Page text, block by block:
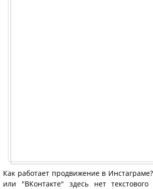
Как работает продвижение в
или "ВКонтакте" здесь нет